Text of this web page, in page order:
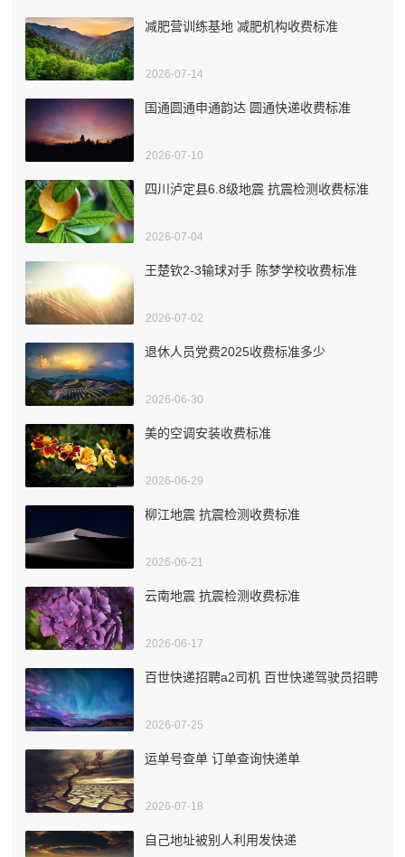
减肥营训练基地 减肥机构收费标准
2026-07-14
国通圆通申通韵达 圆通快递收费标准
2026-07-10
四川泸定县6.8级地震 抗震检测收费标准
2026-07-04
王楚钦2-3输球对手 陈梦学校收费标准
2026-07-02
退休人员党费2025收费标准多少
2026-06-30
美的空调安装收费标准
2026-06-29
柳江地震 抗震检测收费标准
2026-06-21
云南地震 抗震检测收费标准
2026-06-17
百世快递招聘a2司机 百世快递驾驶员招聘
2026-07-25
运单号查单 订单查询快递单
2026-07-18
自己地址被别人利用发快递